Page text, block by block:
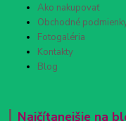
Ako nakupovať
Obchodné
Fotogaléria
Kontakty
Blog
Najčítanejšie na